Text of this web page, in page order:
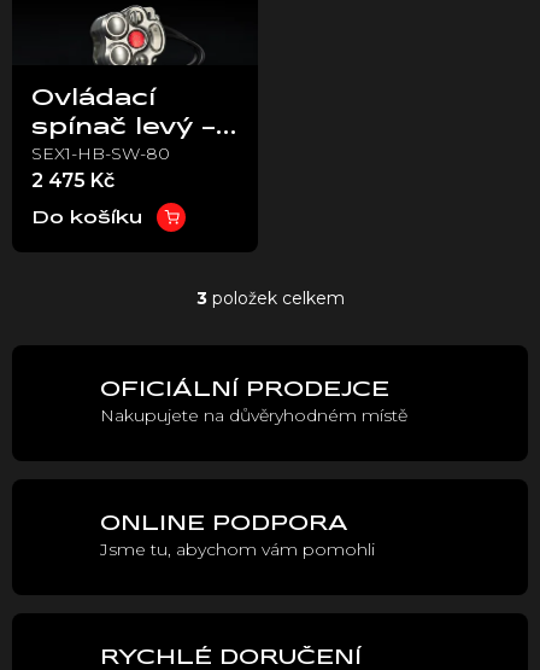
Ovládací
spínač levý -
Stark VARG
EX
SEX1-HB-SW-80
2 475 Kč
Do košíku
O
á
d
a
í
r
v
k
p
3položek celkem
OFICIÁLNÍ PRODEJCE
Nakupujete na důvěryhodném místě
ONLINE PODPORA
Jsme tu, abychom vám pomohli
RYCHLÉ DORUČENÍ